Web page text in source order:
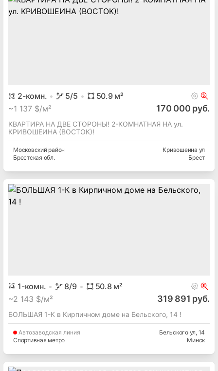
2-комн. 5/5 50.9м²
~1 137 $/м² 170 000 руб.
КВАРТИРА НА ДВЕ СТОРОНЫ! 2-КОМНАТНАЯ НА ул.
КРИВОШЕИНА (ВОСТОК)!
Московскийрайон
Брестская обл.
Кривошеина ул
Брест
1-комн. 8/9 50.8 м²
~2 143 $/м² 319 891 руб.
БОЛЬШАЯ 1-К в Кирпичном доме на Бельского, 14 !
Автозаводская линия
Спортивная метро
Бельского ул, 14
Минск